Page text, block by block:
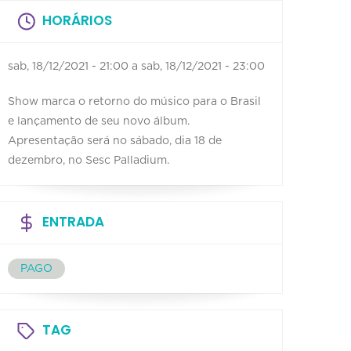
HORÁRIOS
sab, 18/12/2021 - 21:00 a sab, 18/12/2021 - 23:00
Show marca o retorno do músico para o Brasil
e lançamento de seu novo álbum.
Apresentação será no sábado, dia 18 de
dezembro, no Sesc Palladium.
ENTRADA
PAGO
TAG